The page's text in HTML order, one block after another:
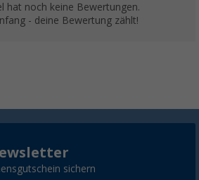
hat noch keine Bewertungen.
- deine Bewertung zählt!
sichern